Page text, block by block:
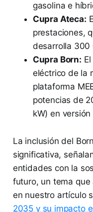
gasolina e
Cupra Ateca:
prestaciones,
desarrolla 300
Cupra Born:
eléctrico de la
plataforma
potencias de
kW) en
La inclusión del
significativa,
entidades con la
futuro, un tema
en nuestro artículo
2035 y su impacto